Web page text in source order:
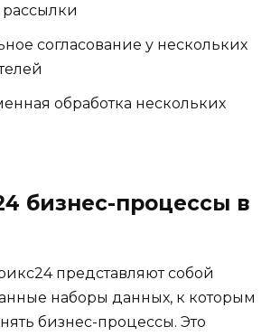
согласование у нескольких
обработка нескольких
бизнес-процессы в
представляют собой
наборы данных, к которым
бизнес-процессы. Это